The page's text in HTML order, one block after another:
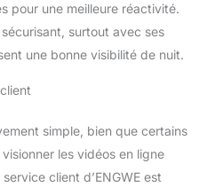
dérailleur à 7
de freins à
Tektro M280 de
x 4,0" de large, d'un
de pédales en alliage
Cette
de haute
pour une meilleure réactivité.
surtout avec ses
une bonne visibilité de nuit.
simple, bien que certains
les vidéos en ligne
client d’ENGWE est